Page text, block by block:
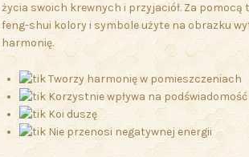
życia swoich krewnych i przyjaciół. Za
feng-shui kolory i symbole użyte na obrazku
harmonię.
Tworzy harmonię w pomieszczeniach
Korzystnie wpływa na podświadomość
Koi duszę
Nie przenosi negatywnej energii